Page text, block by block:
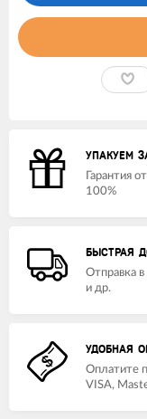
УПАКУЕМ
Гарантия
100%
БЫСТРАЯ
Отправка
и др.
УДОБНАЯ
Оплатите
VISA,